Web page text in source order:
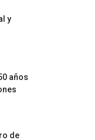
y
años
de